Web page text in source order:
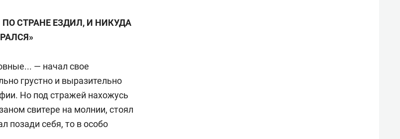
СТРАНЕ ЕЗДИЛ, И НИКУДА
— начал свое
грустно и выразительно
Но под стражей нахожусь
свитере на молнии, стоял
позади себя, то в особо